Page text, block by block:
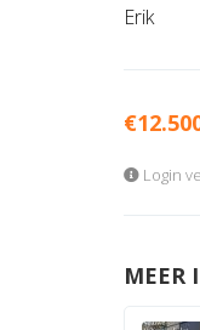
Erik
Login
MEER